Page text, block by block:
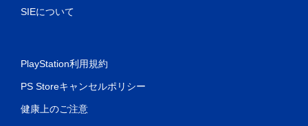
SIEについて
PlayStation利用規約
PS Storeキャンセルポリシー
健康上のご注意